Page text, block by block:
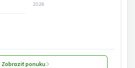
2026
Zobraziť ponuku